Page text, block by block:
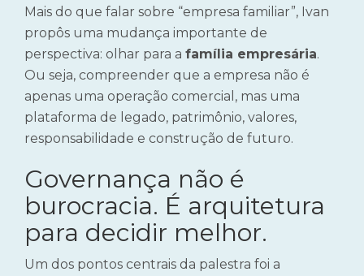
Mais do que falar sobre “empresa familiar”, Ivan
propôs uma mudança importante de
perspectiva: olhar para a família empresária.
Ou seja, compreender que a empresa não é
apenas uma operação comercial, mas uma
plataforma de legado, patrimônio, valores,
responsabilidade e construção de futuro.
Governança não é
burocracia. É arquitetura
para decidir melhor.
Um dos pontos centrais da palestra foi a